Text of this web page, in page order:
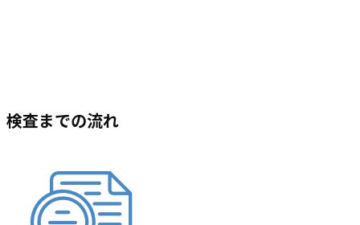
検査までの流れ